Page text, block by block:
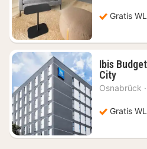
Gratis
Ibis
City1
Nacht
49,66
€
Osnabrück ·
Gratis